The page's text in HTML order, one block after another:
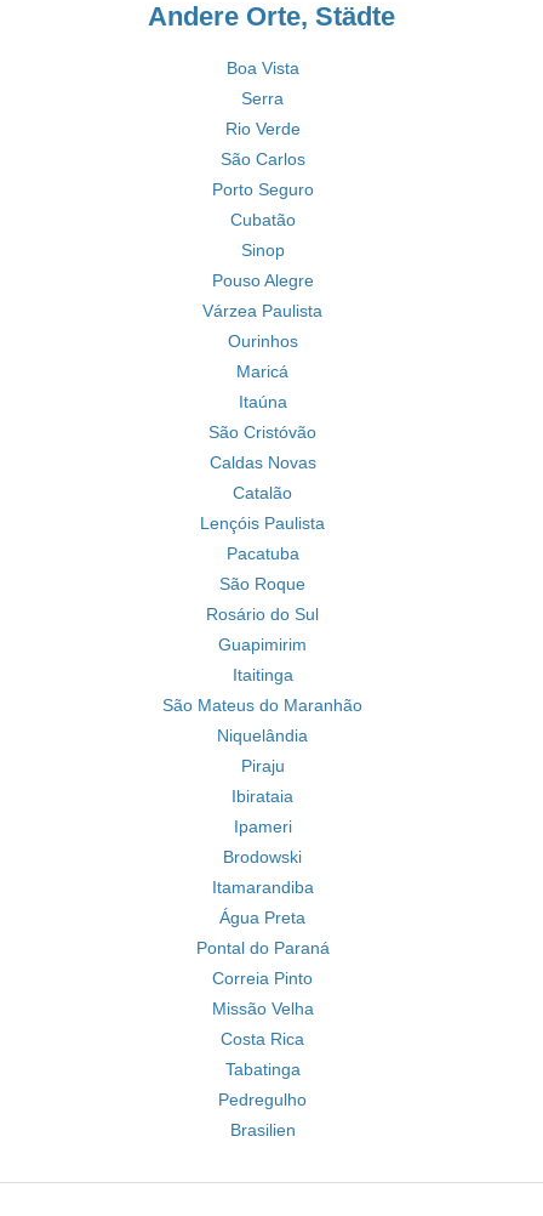
Andere Orte, Städte
Boa Vista
Serra
Rio Verde
São Carlos
Porto Seguro
Cubatão
Sinop
Pouso Alegre
Várzea Paulista
Ourinhos
Maricá
Itaúna
São Cristóvão
Caldas Novas
Catalão
Lençóis Paulista
Pacatuba
São Roque
Rosário do Sul
Guapimirim
Itaitinga
São Mateus do Maranhão
Niquelândia
Piraju
Ibirataia
Ipameri
Brodowski
Itamarandiba
Água Preta
Pontal do Paraná
Correia Pinto
Missão Velha
Costa Rica
Tabatinga
Pedregulho
Brasilien